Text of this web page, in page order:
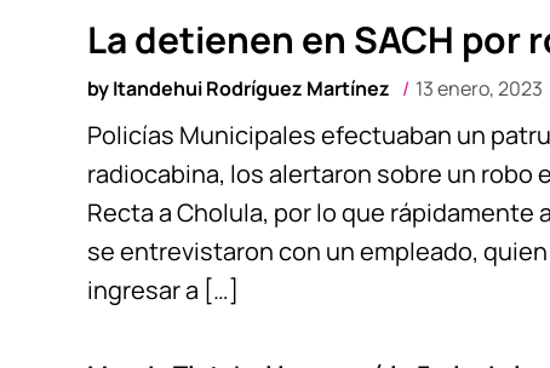
La detienen en SACH por
byItandehui Rodríguez Martínez 13 enero, 2023
Policías Municipales efectuaban un
radiocabina, los alertaron sobre un robo
Recta a Cholula, por lo que
se entrevistaron con un empleado,
ingresar a […]